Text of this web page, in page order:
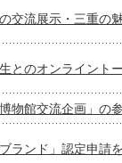
交流展示・三重の
とのオンライント
物館交流企画」の
ランド」認定申請